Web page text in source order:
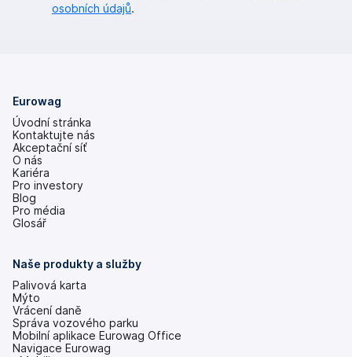
osobních údajů.
Eurowag
Úvodní stránka
Kontaktujte nás
Akceptační síť
O nás
Kariéra
Pro investory
(se
v
nových
Blog
Pro média
Glosář
Naše produkty a služby
Palivová karta
Mýto
Vrácení daně
Správa vozového parku
Mobilní aplikace Eurowag Office
Navigace Eurowag